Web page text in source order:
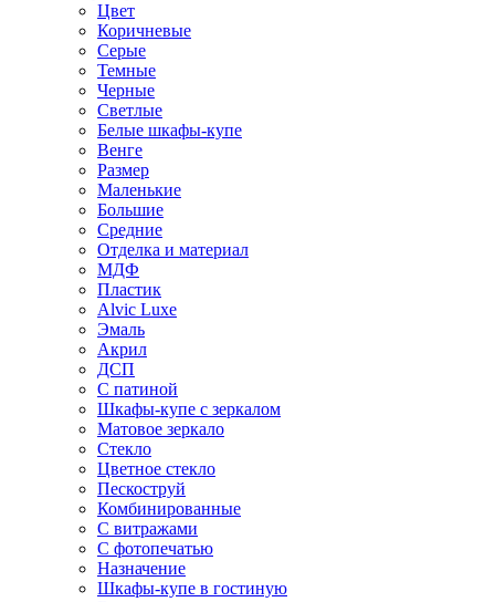
Цвет
Коричневые
Серые
Темные
Черные
Светлые
Белые шкафы-купе
Венге
Размер
Маленькие
Большие
Средние
Отделка и материал
МДФ
Пластик
Alvic Luxe
Эмаль
Акрил
ДСП
С патиной
Шкафы-купе с зеркалом
Матовое зеркало
Стекло
Цветное стекло
Пескоструй
Комбинированные
С витражами
С фотопечатью
Назначение
Шкафы-купе в гостиную